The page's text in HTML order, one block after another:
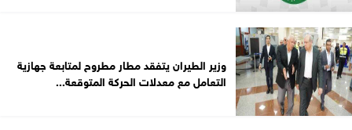
وزير الطيران يتفقد مطار مطروح لمتابعة جهازية
التعامل مع معدلات الحركة المتوقعة...